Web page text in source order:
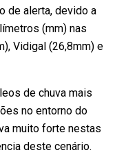
de alerta, devido a
(mm) nas
Vidigal (26,8mm) e
de chuva mais
no entorno do
muito forte nestas
deste cenário.